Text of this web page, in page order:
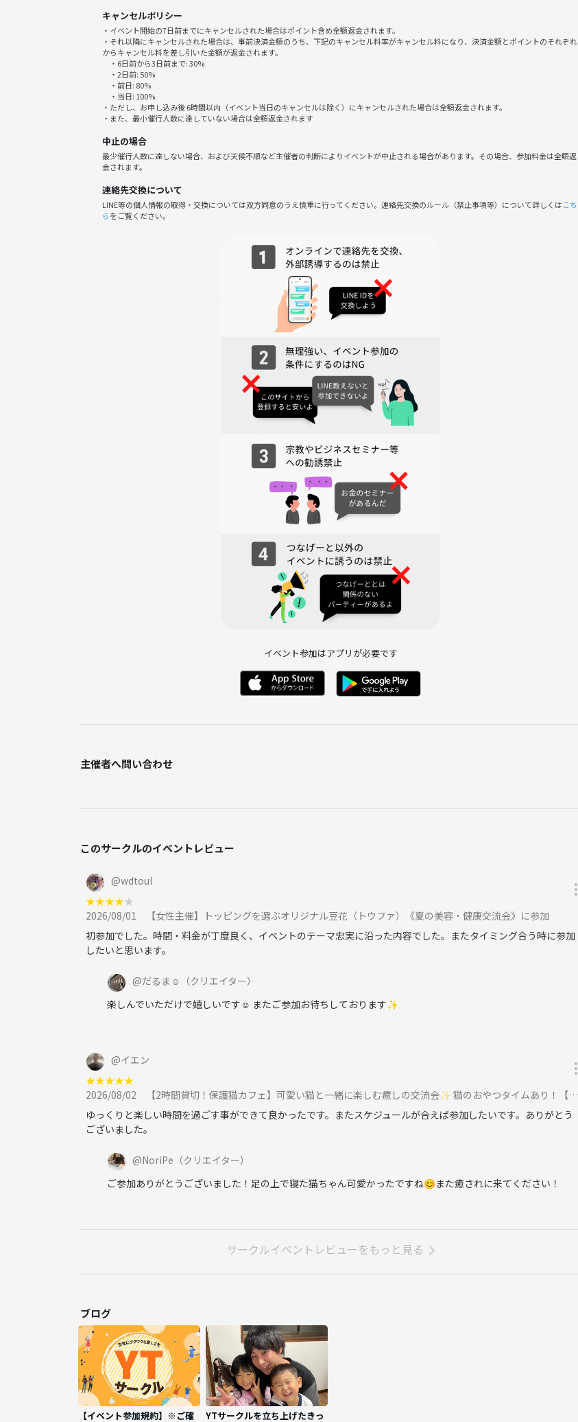
22:30 終了
🗺️ 会場
東京都品川区西五反田5丁目26-10 LEGALAND不動前ANNEX101
PeriDot Salon（ペリドットサロン）
💡こんな方におすすめ
・ゲームでワイワイ盛り上がりたい方
・お酒を飲みながら気軽に楽しみたい方
・初参加でも自然に話せる場に行きたい方
🌱 初参加・一人参加も大歓迎！
ゆるく話してゲームをして、楽しく交流できる夜を一緒に過ごしましょう😊
・勧誘・営業・告知・引き抜き・しつこいナンパ・暴言など
・開催内容や風景写真、動画のSNS等への無許可投稿
ちょっとでも気になったら、まずは気軽に来てみてください😊✨
はじめまして！インフラエンジニアの のり です☺️
仕事の傍ら「もっと成長したい」と思い、日々スキルアップ中です。
🎵 趣味は野球観戦・アニメ・舞台・カラオケ・猫カフェ・ディズニーなどなど✨
ちなみに好きなスーパーファミコンのゲームは
キャンセルポリシー
・イベント開始の7日前までにキャンセルされた場合はポイント含め全額返金されます。
・それ以降にキャンセルされた場合は、事前決済金額のうち、下記のキャンセル料率がキャンセル料になり、決済金額とポイントのそれぞれ
からキャンセル料を差し引いた金額が返金されます。
・6日前から3日前まで: 30%
・2日前: 50%
・前日: 80%
・当日: 100%
・ただし、お申し込み後 6時間以内（イベント当日のキャンセルは除く）にキャンセルされた場合は全額返金されます。
・また、最小催行人数に達していない場合は全額返金されます
中止の場合
最少催行人数に達しない場合、および天候不順など主催者の判断によりイベントが中止される場合があります。その場合、参加料金は全額返
金されます。
連絡先交換について
LINE等の個人情報の取得・交換については双方同意のうえ慎重に行ってください。連絡先交換のルール（禁止事項等）について詳しくはこち
らをご覧ください。
イベント参加はアプリが必要です
主催者へ問い合わせ
このサークルのイベントレビュー
@wdtoul
★★★★★
2026/08/01
【女性主催】トッピングを選ぶオリジナル豆花（トウファ）《夏の美容・健康交流会》に参加
初参加でした。時間・料金が丁度良く、イベントのテーマ忠実に沿った内容でした。またタイミング合う時に参加
したいと思います。
@だるま☺︎ （クリエイター）
楽しんでいただけで嬉しいです☺️ またご参加お待ちしております✨
@イエン
★★★★★
2026/08/02
【2時間貸切！保護猫カフェ】可愛い猫と一緒に楽しむ癒しの交流会✨ 猫のおやつタイムあり！【ドリンク付】に参加
ゆっくりと楽しい時間を過ごす事ができて良かったです。またスケジュールが合えば参加したいです。ありがとう
ございました。
@NoriPe （クリエイター）
ご参加ありがとうございました！足の上で寝た猫ちゃん可愛かったですね😊また癒されに来てください！
サークルイベントレビューをもっと見る
ブログ
【イベント参加規約】※ご確 YTサークルを立ち上げたきっ